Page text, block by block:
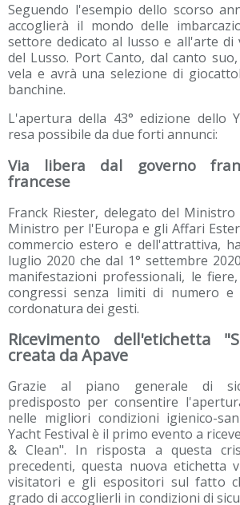
Seguendo l'esempio dello scorso
accoglierà il mondo delle
settore dedicato al lusso e all'arte di
del Lusso. Port Canto, dal canto
vela e avrà una selezione di
banchine.
L'apertura della 43° edizione dello
resa possibile da due forti annunci:
Via libera dal governo
francese
Franck Riester, delegato del
Ministro per l'Europa e gli Affari
commercio estero e dell'attrattiva,
luglio 2020 che dal 1° settembre
manifestazioni professionali, le
congressi senza limiti di numero
cordonatura dei gesti.
Ricevimento dell'etichetta
creata da Apave
Grazie al piano generale di
predisposto per consentire
nelle migliori condizioni igienico-
Yacht Festival è il primo evento a
& Clean". In risposta a questa
precedenti, questa nuova etichetta
visitatori e gli espositori sul fatto
grado di accoglierli in condizioni di